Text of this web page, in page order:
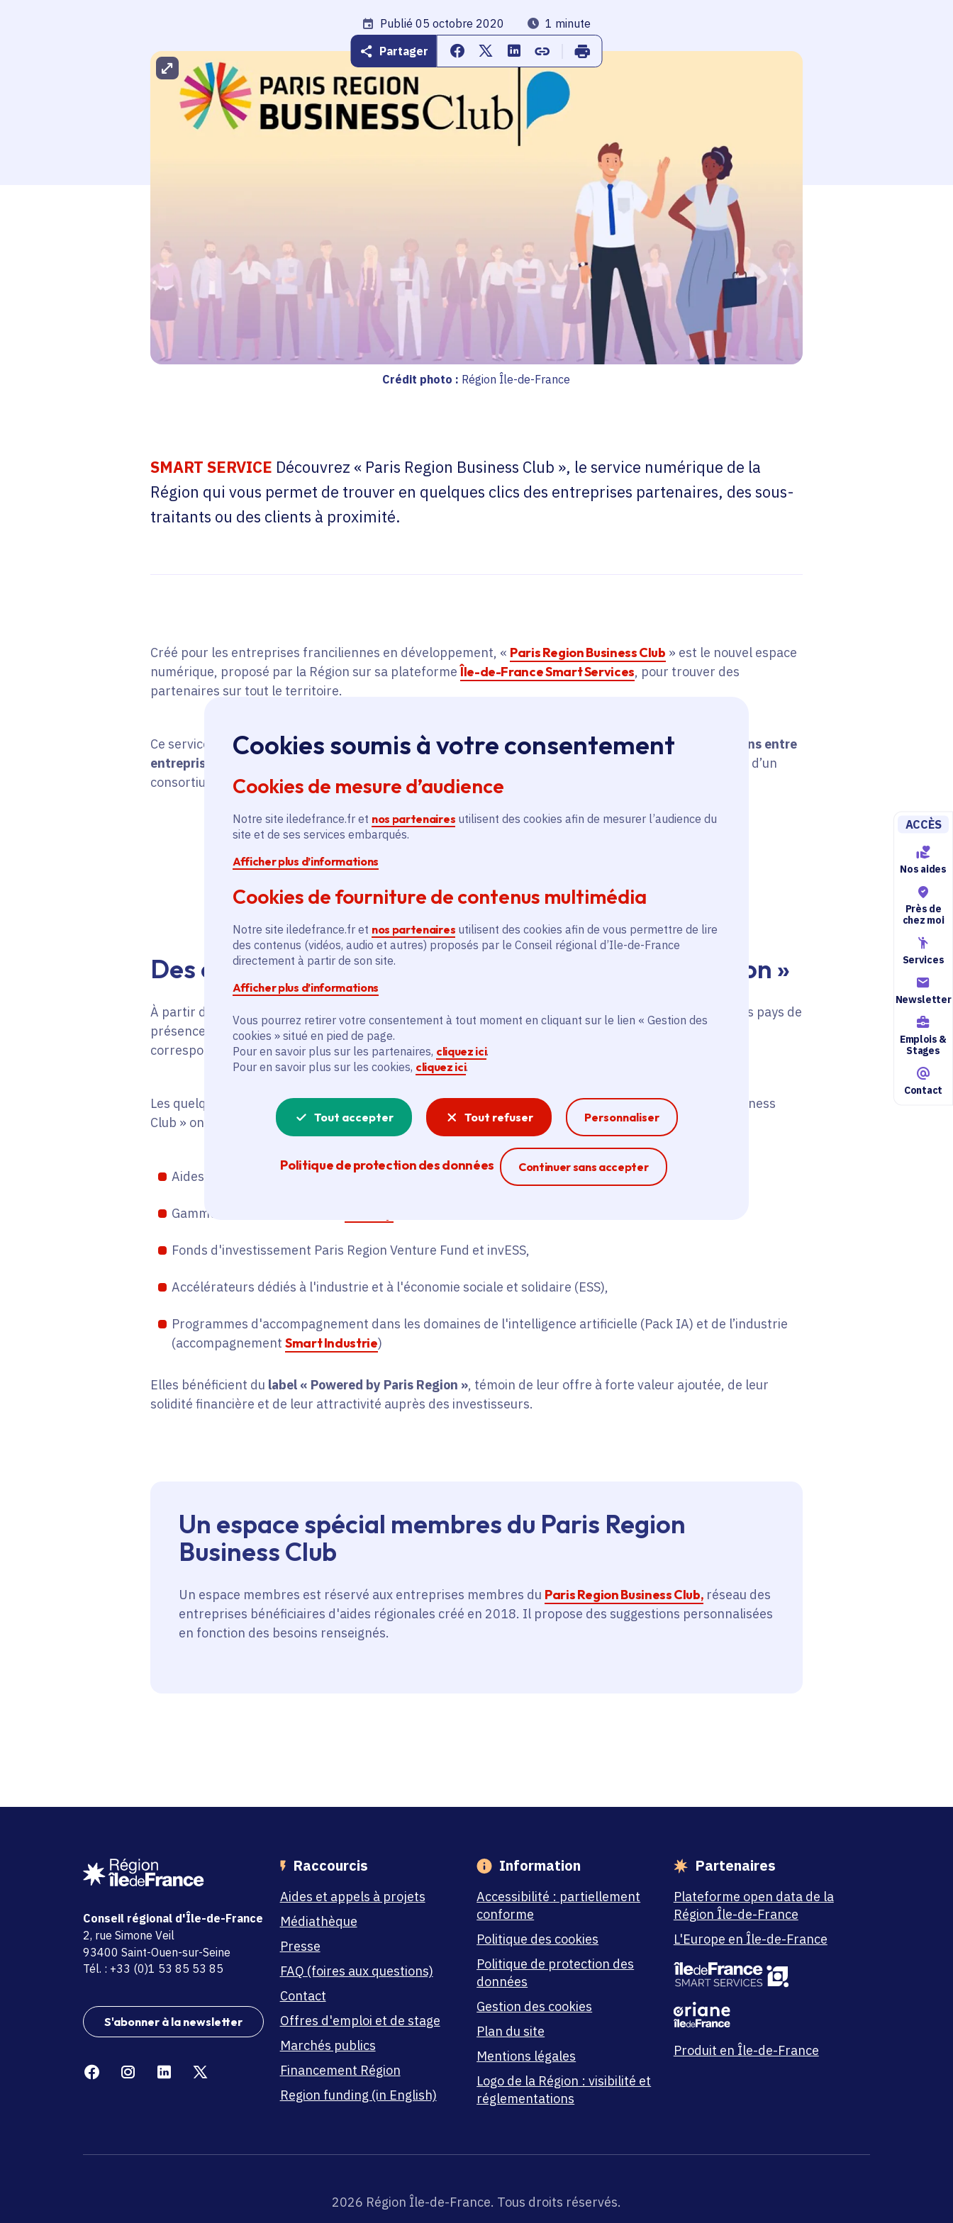
Cookies soumis à votre consentement
Cookies de mesure d’audience
Notre site iledefrance.fr et nos partenaires utilisent des cookies afin de mesurer l’audience du
site et de ses services embarqués.
Afficher plus d’informations
Cookies de fourniture de contenus multimédia
Notre site iledefrance.fr et nos partenaires utilisent des cookies afin de vous permettre de lire
des contenus (vidéos, audio et autres) proposés par le Conseil régional d’Ile-de-France
directement à partir de son site.
Afficher plus d’informations
Vous pourrez retirer votre consentement à tout moment en cliquant sur le lien « Gestion des
cookies » situé en pied de page.
Pour en savoir plus sur les partenaires, cliquez ici.
Pour en savoir plus sur les cookies, cliquez ici.
Tout accepter Tout refuser Personnaliser
Politique de protection des données Continuer sans accepter
Ferme la modale
ACCÈS
Nos aides
Près de
chez moi
Services
Newsletter
Emplois &
Stages
Contact
Partager Partager sur Facebook
Partager sur Twitter
Partager sur Linkedin
Copier dans le presse-papier
Imprimer
Date de publication
Publié 05 octobre 2020 Temps de lecture
1 minute
Agrandir l'image
Crédit photo : Région Île-de-France
SMART SERVICE Découvrez « Paris Region Business Club », le service numérique de la
Région qui vous permet de trouver en quelques clics des entreprises partenaires, des sous-
traitants ou des clients à proximité.
Créé pour les entreprises franciliennes en développement, « Paris Region Business Club » est le nouvel espace
numérique, proposé par la Région sur sa plateformeÎle-de-France Smart Services, pour trouver des
partenaires sur tout le territoire.
Ce service en ligne, ouvert à tous, a été conçu commeun espace destiné à développer les collaborations entre
entreprises franciliennes.
d’un appel d’offres, de la création d’un
consortium ou encore de la recherche d’un sous-traitant.
Accédez au service Paris Region Business Club
Des entreprises labellisées « Powered by Paris Region »
À partir de mots-clés comme le domaine d’activité, la technologie développée, les marchés visés, ou les pays de
présence à l’international « Paris Region Business Club » permet de sélectionner des entreprises
correspondant aux critères recherchés.
Les quelque 3.500 entreprises sélectionnées
pour être présentées dans le service « Paris Region Business
Club » ont toutes été soutenues par la Région dans le cadre de ses dispositifs tels que :
Aides pour le développement économique,
Gamme d’aides à l’innovation
Fonds d'investissement Paris Region Venture Fund et invESS,
Accélérateurs dédiés à l'industrie et à l'économie sociale et solidaire (ESS),
Programmes d'accompagnement dans les domaines de l'intelligence artificielle (Pack IA) et de l’industrie
(accompagnement Smart Industrie)
Elles bénéficient du label « Powered by Paris Region », témoin de leur offre à forte valeur ajoutée, de leur
solidité financière et de leur attractivité auprès des investisseurs.
Un espace spécial membres du Paris Region
Business Club
Un espace membres est réservé aux entreprises membres du Paris Region Business Club, réseau des
entreprises bénéficiaires d'aides régionales créé en 2018. Il propose des suggestions personnalisées
en fonction des besoins renseignés.
Conseil régional d'Île-de-France
adresse
2, rue Simone Veil
code postal et commune
93400 Saint-Ouen-sur-Seine
Tél. : +33 (0)1 53 85 53 85
S'abonner à la newsletter
FacebookInstagramLinkedin
Raccourcis
Aides et appels à projets
Médiathèque
Presse
FAQ (foires aux questions)
Contact
Offres d'emploi et de stage
Marchés publics
Financement Région
Region funding (in English)
Information
Accessibilité : partiellement
conforme
Politique des cookies
Politique de protection des
données
Gestion des cookies
Plan du site
Mentions légales
Logo de la Région : visibilité et
réglementations
Partenaires
Plateforme open data de la
Région Île-de-France
L'Europe en Île-de-France
Produit en Île-de-France
2026 Région Île-de-France. Tous droits réservés.